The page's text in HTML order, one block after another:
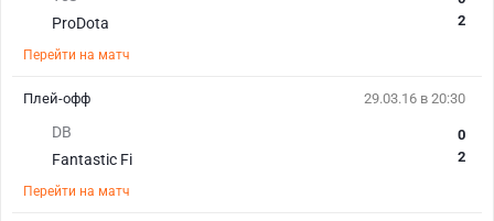
ProDota
2
Перейти на матч
29.03.16 в 20:30
DB
Fantastic Fi
0
2
Перейти на матч
Плей-офф